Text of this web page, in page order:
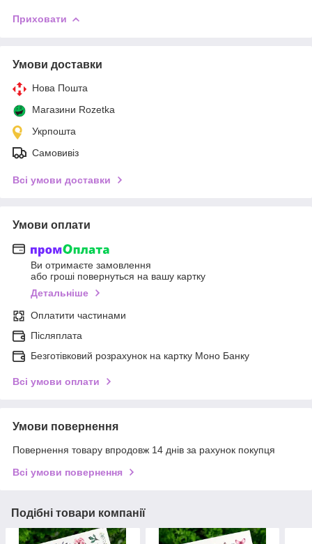
Приховати
Умови доставки
Нова Пошта
Магазини Rozetka
Укрпошта
Самовивіз
Всі умови доставки
Умови оплати
Ви отримаєте замовлення
або гроші повернуться на вашу картку
Детальніше
Оплатити частинами
Післяплата
Безготівковий розрахунок на картку Моно Банку
Всі умови оплати
Умови повернення
Повернення товару впродовж 14 днів за рахунок покупця
Всі умови повернення
Подібні товари компанії